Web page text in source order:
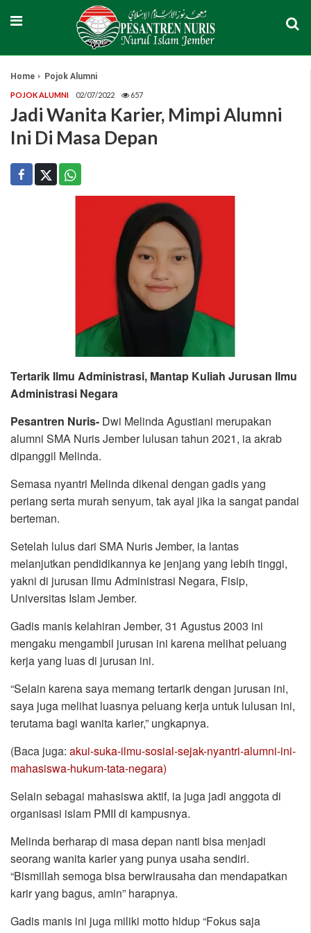
Home Pojok Alumni
POJOK ALUMNI 02/07/2022 657
Jadi Wanita Karier, Mimpi Alumni
Ini Di Masa Depan
Tertarik Ilmu Administrasi, Mantap Kuliah Jurusan Ilmu
Administrasi Negara
Pesantren Nuris- Dwi Melinda Agustiani merupakan
alumni SMA Nuris Jember lulusan tahun 2021, ia akrab
dipanggil Melinda.
Semasa nyantri Melinda dikenal dengan gadis yang
periang serta murah senyum, tak ayal jika ia sangat pandai
berteman.
Setelah lulus dari SMA Nuris Jember, ia lantas
melanjutkan pendidikannya ke jenjang yang lebih tinggi,
yakni di jurusan Ilmu Administrasi Negara, Fisip,
Universitas Islam Jember.
Gadis manis kelahiran Jember, 31 Agustus 2003 ini
mengaku mengambil jurusan ini karena melihat peluang
kerja yang luas di jurusan ini.
“Selain karena saya memang tertarik dengan jurusan ini,
saya juga melihat luasnya peluang kerja untuk lulusan ini,
terutama bagi wanita karier,” ungkapnya.
(Baca juga: akui-suka-ilmu-sosial-sejak-nyantri-alumni-ini-
mahasiswa-hukum-tata-negara)
Selain sebagai mahasiswa aktif, ia juga jadi anggota di
organisasi islam PMII di kampusnya.
Melinda berharap di masa depan nanti bisa menjadi
seorang wanita karier yang punya usaha sendiri.
“Bismillah semoga bisa berwirausaha dan mendapatkan
karir yang bagus, amin” harapnya.
Gadis manis ini juga miliki motto hidup “Fokus saja